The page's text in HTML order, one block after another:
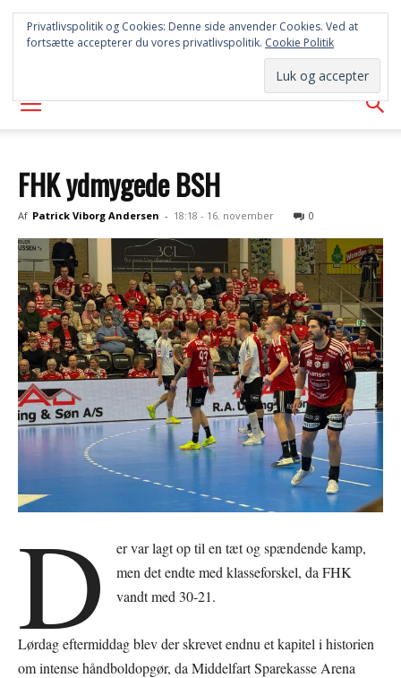
SYD
AVISEN
FHK ydmygede BSH
Af Patrick Viborg Andersen - 18:18 - 16. november 0
D
er var lagt op til en tæt og spændende kamp,
men det endte med klasseforskel, da FHK
vandt med 30-21.
Lørdag eftermiddag blev der skrevet endnu et kapitel i historien
om intense håndboldopgør, da Middelfart Sparekasse Arena
Privatlivspolitik og Cookies: Denne side anvender Cookies. Ved at
fortsætte accepterer du vores privatlivspolitik. Cookie Politik